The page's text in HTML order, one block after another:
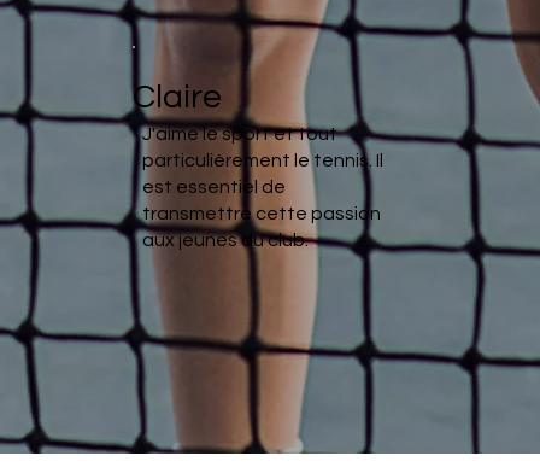
Claire
J'aime le sport et tout
particulièrement le tennis. Il
est essentiel de
transmettre cette passion
aux jeunes du club.